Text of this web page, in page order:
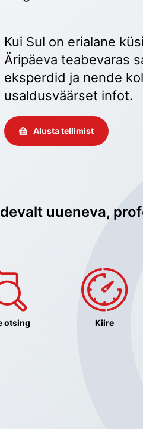
Kui Sul on erialane
Äripäeva teabevaras
eksperdid ja nende
usaldusväärset infot.
Alusta tellimist
uueneva,
otsing Kiire